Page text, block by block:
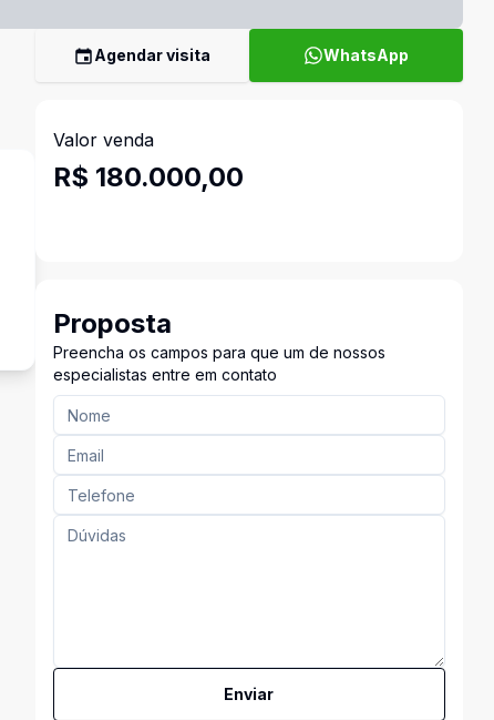
Agendar visita WhatsApp
Valor venda
R$ 180.000,00
Proposta
Preencha os campos para que um de nossos
especialistas entre em contato
Enviar